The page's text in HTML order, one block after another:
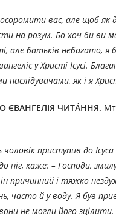
вас, але щоб як
на розум. Бо хоч би ви
але батьків небагато, я
у Христі Ісусі.
наслідувачами, як і я
ЄВАНГЕЛІЯ ЧИТÁННЯ.
приступив до Ісуса
ніг, каже: – Господи,
причинний і тяжко
часто й у воду. Я був
не могли його зцілити.